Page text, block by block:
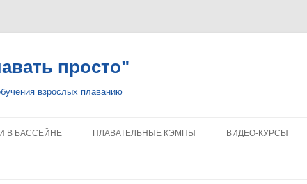
просто"
взрослых плаванию
к
В БАССЕЙНЕ ПЛАВАТЕЛЬНЫЕ КЭМПЫ ВИДЕО-КУРСЫ